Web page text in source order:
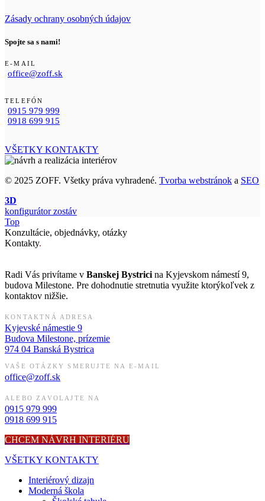
Zásady ochrany osobných údajov
Spojte sa s nami!
E-MAIL
office@zoff.sk
TELEFÓN
0915 979 999
0918 699 915
VŠETKY KONTAKTY
© 2025 ZOFF. Všetky práva vyhradené. Tvorba webstránok a SEO
3D
konfigurátor zostáv
Top
Konzultácie, objednávky, otázky
Kontakty.
Radi Vás privítame v Banskej Bystrici na Kyjevskom námestí 9,
budova Milestone. Pre dohodnutie stretnutia využite ktorýkoľvek z
kontaktov nižšie.
KONTAKTNÁ ADRESA
Kyjevské námestie 9
Budova Milestone, prízemie
974 04 Banská Bystrica
VAŠE OTÁZKY SMERUJTE NA E-MAIL
office@zoff.sk
ALEBO ZAVOLAJTE NA
0915 979 999
0918 699 915
CHCEM NÁVRH INTERIÉRU
VŠETKY KONTAKTY
Interiérový dizajn
Moderná škola